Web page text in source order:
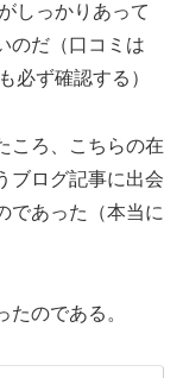
しっかりあって
のだ（口コミは
必ず確認する）
ころ、こちらの在
ブログ記事に出会
であった（本当に
のである。